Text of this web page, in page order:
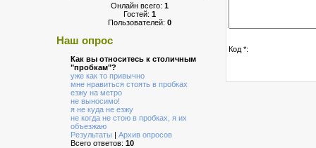
Онлайн всего: 1
Гостей: 1
Пользователей: 0
Наш опрос
Как вы относитесь к столичным
"пробкам"?
уже как то привычно
мне нравиться стоять в пробках
езжу на метро
не выносимо!
я не куда не езжу
не когда не стою в пробках, я их
объезжаю
Результаты | Архив опросов
Всего ответов: 10
Код *: